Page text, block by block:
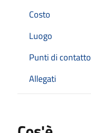
Costo
Luogo
Punti di contatto
Allegati